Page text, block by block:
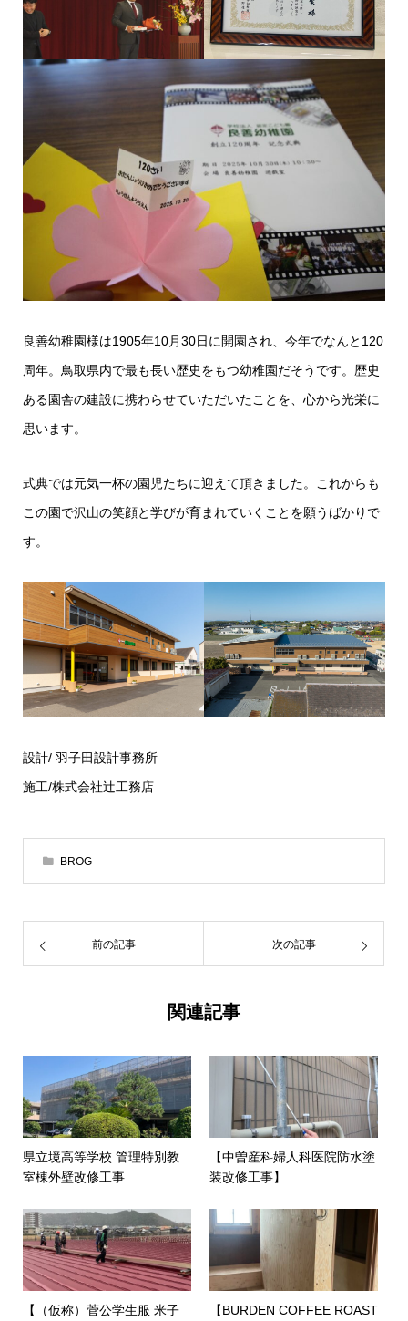
良善幼稚園様は1905年10月30日に開園され、今年でなんと120
周年。鳥取県内で最も長い歴史をもつ幼稚園だそうです。歴史
ある園舎の建設に携わらせていただいたことを、心から光栄に
思います。
式典では元気一杯の園児たちに迎えて頂きました。これからも
この園で沢山の笑顔と学びが育まれていくことを願うばかりで
す。
設計/ 羽子田設計事務所
施工/株式会社辻工務店
BROG
前の記事 次の記事
関連記事
県立境高等学校 管理特別教
室棟外壁改修工事
【中曽産科婦人科医院防水塗
装改修工事】
【（仮称）菅公学生服 米子 【BURDEN COFFEE ROAST